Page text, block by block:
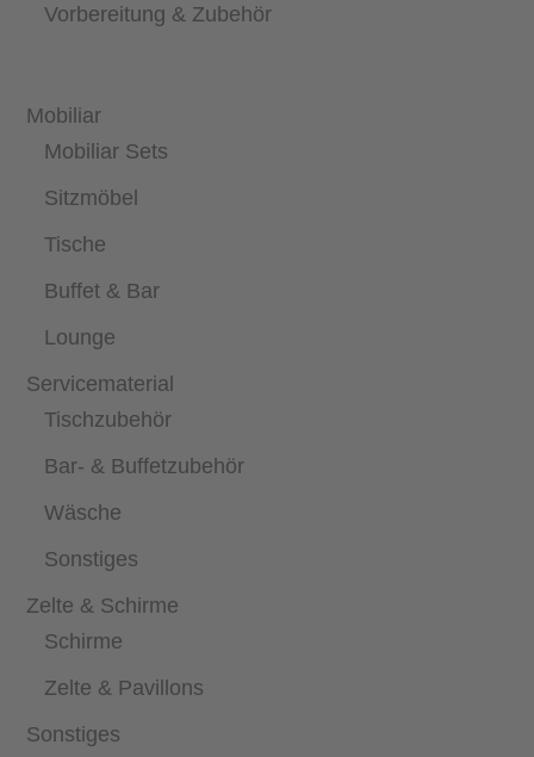
Vorbereitung & Zubehör
Mobiliar
Mobiliar Sets
Sitzmöbel
Tische
Buffet & Bar
Lounge
Servicematerial
Tischzubehör
Bar- & Buffetzubehör
Wäsche
Sonstiges
Zelte & Schirme
Schirme
Zelte & Pavillons
Sonstiges